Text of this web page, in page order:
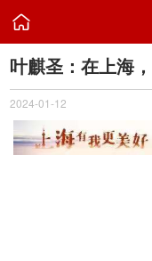

叶麒圣：在上海
2024-01-12